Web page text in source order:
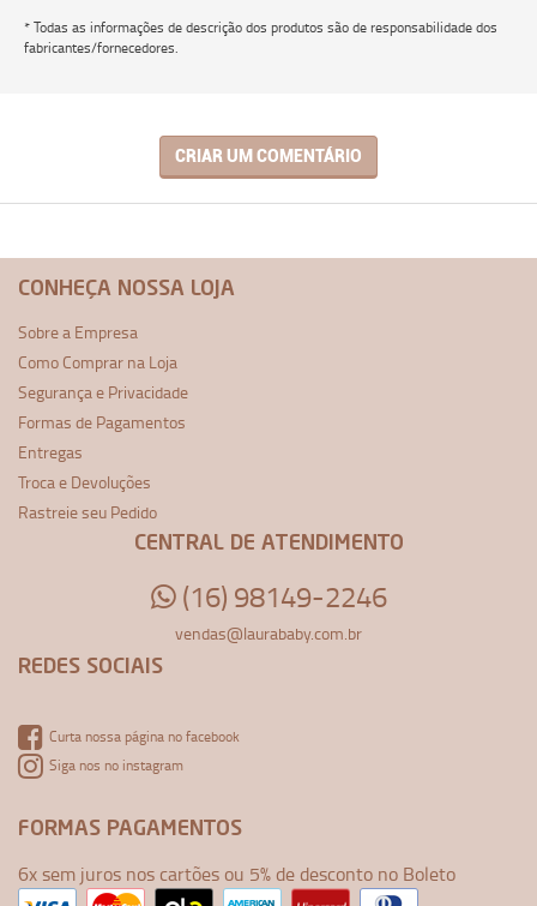
* Todas as informações de descrição dos produtos são de responsabilidade dos
fabricantes/fornecedores.
CRIAR UM COMENTÁRIO
CONHEÇA NOSSA LOJA
Sobre a Empresa
Como Comprar na Loja
Segurança e Privacidade
Formas de Pagamentos
Entregas
Troca e Devoluções
Rastreie seu Pedido
CENTRAL DE ATENDIMENTO
(16) 98149-2246
vendas@laurababy.com.br
REDES SOCIAIS
Curta nossa página no facebook
Siga nos no instagram
FORMAS PAGAMENTOS
6x sem juros nos cartões ou 5% de desconto no Boleto